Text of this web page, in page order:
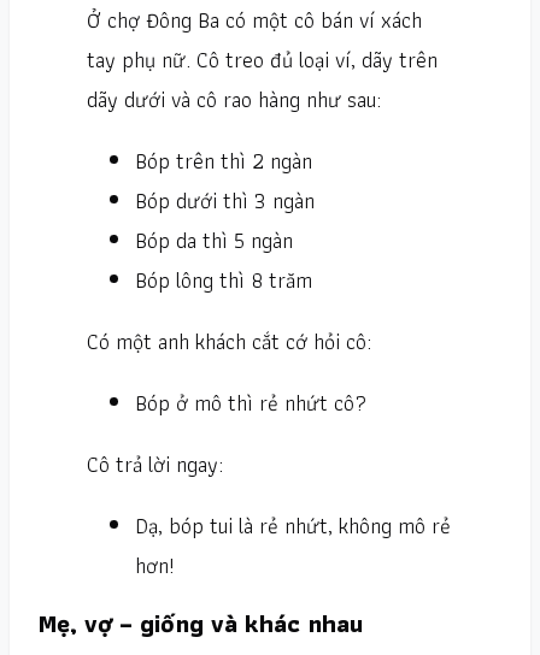
Ở chợ Đông Ba có một cô bán ví xách
tay phụ nữ. Cô treo đủ loại ví, dãy trên
dãy dưới và cô rao hàng như sau:
Bóp trên thì 2 ngàn
Bóp dưới thì 3 ngàn
Bóp da thì 5 ngàn
Bóp lông thì 8 trăm
Có một anh khách cắt cớ hỏi cô:
Bóp ở mô thì rẻ nhứt cô?
Cô trả lời ngay:
Dạ, bóp tui là rẻ nhứt, không mô rẻ
hơn!
Mẹ, vợ – giống và khác nhau